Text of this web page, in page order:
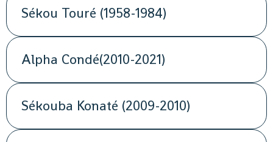
Sékou Touré (1958-1984)
Alpha Condé(2010-2021)
Sékouba Konaté (2009-2010)